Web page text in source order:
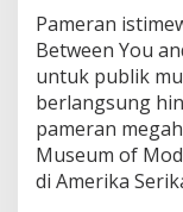
Pameran
Between You
untuk publik
berlangsung
pameran
Museum of
di Amerika